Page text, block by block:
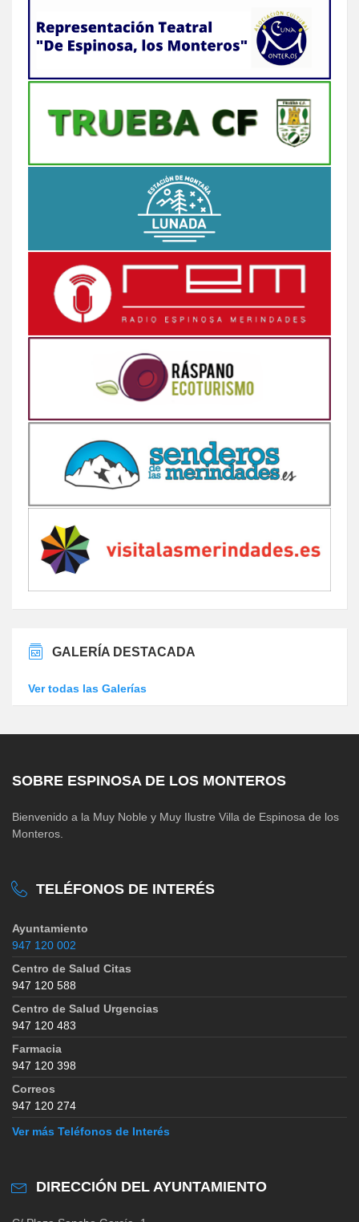
GALERÍA DESTACADA
Ver todas las Galerías
SOBRE ESPINOSA DE LOS MONTEROS
Bienvenido a la Muy Noble y Muy Ilustre Villa de Espinosa de los
Monteros.
TELÉFONOS DE INTERÉS
Ayuntamiento
947 120 002
Centro de Salud Citas
947 120 588
Centro de Salud Urgencias
947 120 483
Farmacia
947 120 398
Correos
947 120 274
Ver más Teléfonos de Interés
DIRECCIÓN DEL AYUNTAMIENTO